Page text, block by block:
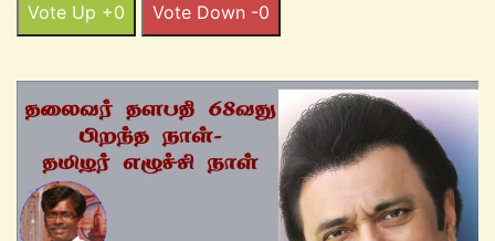
Vote Up +0 Vote Down -0